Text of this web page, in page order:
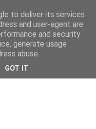
to deliver its services
and user-agent are
and security
generate usage
abuse.
GOT IT